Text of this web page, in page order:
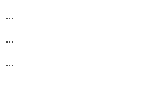
...
...
...